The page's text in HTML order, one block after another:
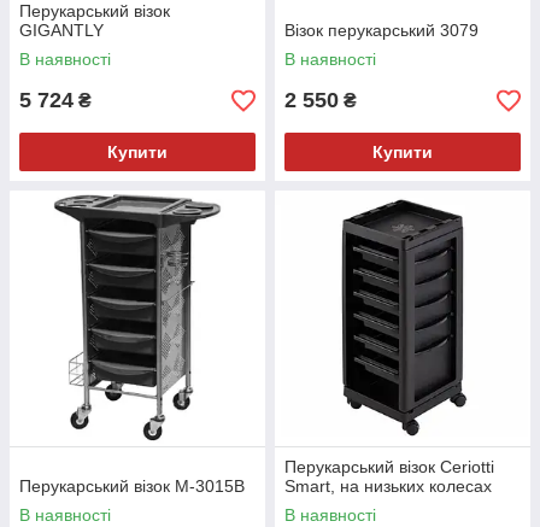
Перукарський візок
GIGANTLY
В наявності
5 724 ₴
Купити
Візок перукарський 3079
В наявності
2 550 ₴
Купити
Перукарський візок M-3015B
В наявності
Перукарський візок Ceriotti
Smart, на низьких колесах
В наявності